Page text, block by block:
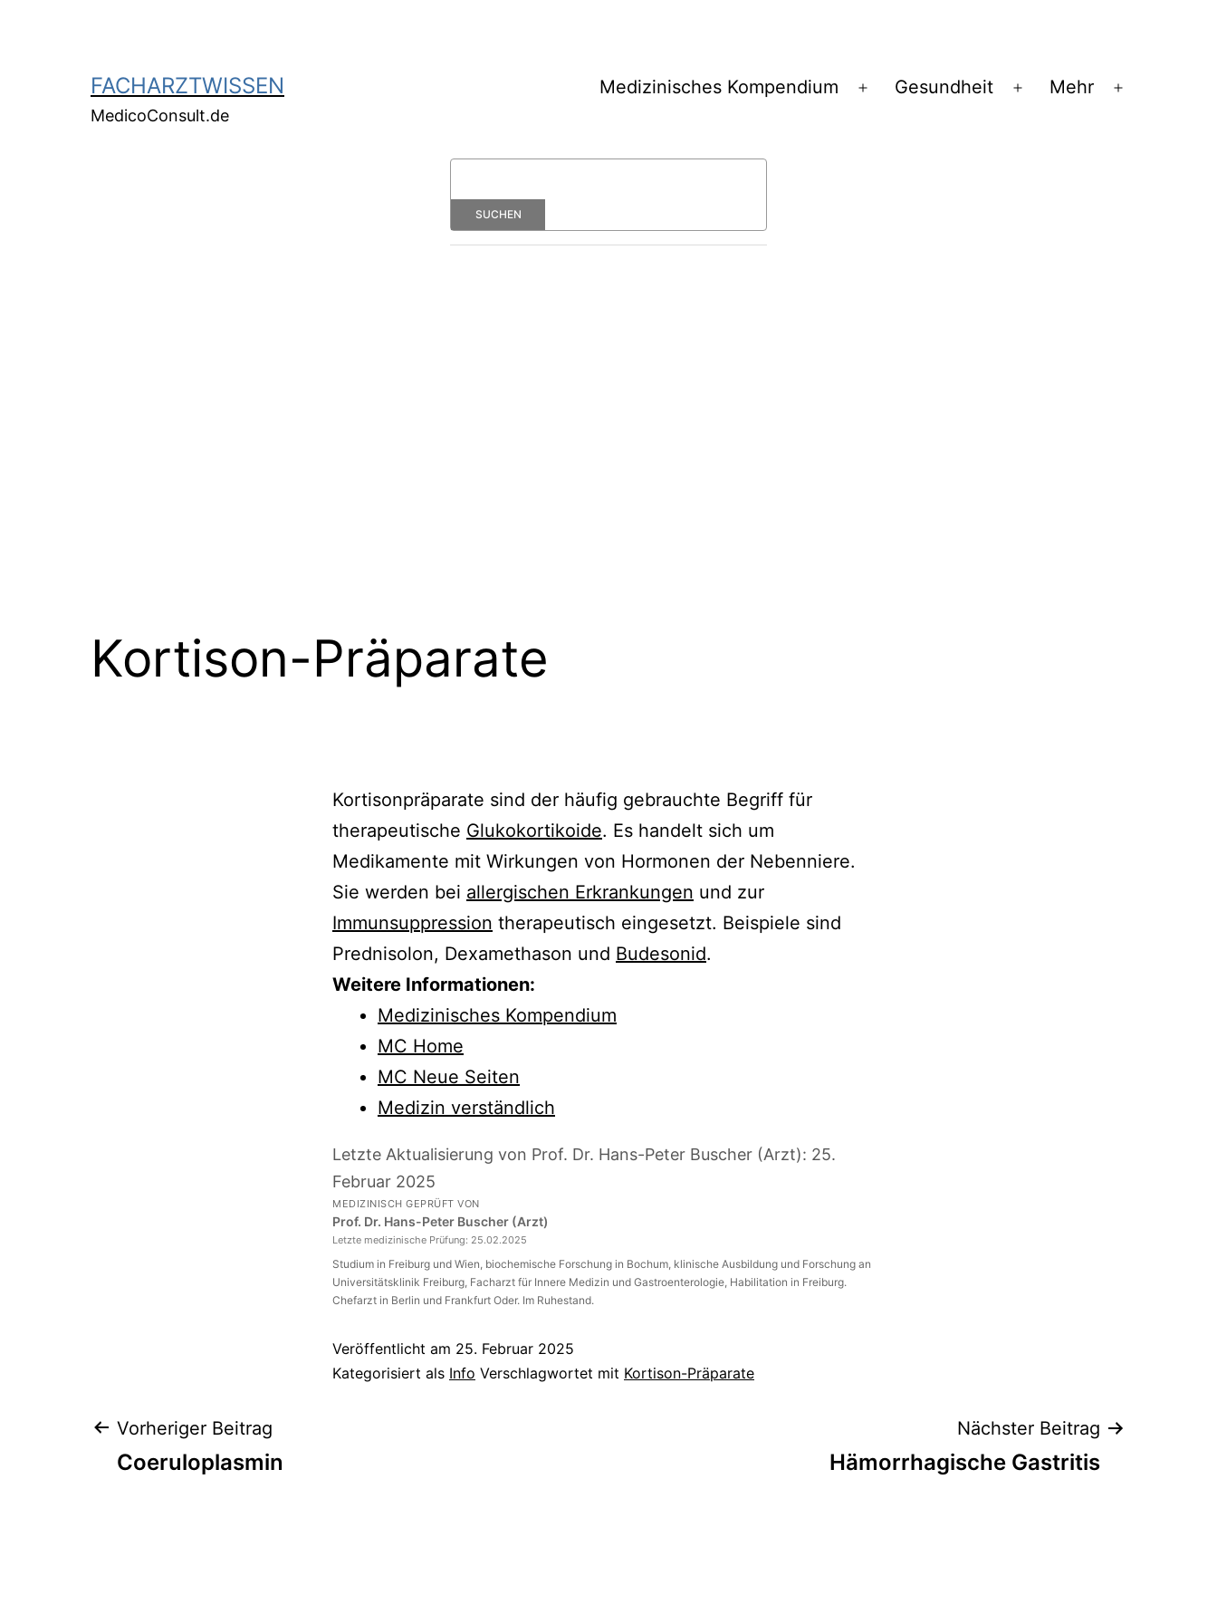
FACHARZTWISSEN
MedicoConsult.de
Medizinisches Kompendium
Menü
Gesundheit
Menü
Mehr
Kortison-Präparate
Kortisonpräparate sind der häufig gebrauchte Begriff für
therapeutische Glukokortikoide. Es handelt sich um
Medikamente mit Wirkungen von Hormonen der Nebenniere.
Sie werden bei allergischen Erkrankungen und zur
Immunsuppression therapeutisch eingesetzt. Beispiele sind
Prednisolon, Dexamethason und Budesonid.
Weitere Informationen:
Medizinisches Kompendium
MC Home
MC Neue Seiten
Medizin verständlich
Letzte Aktualisierung von Prof. Dr. Hans-Peter Buscher (Arzt): 25.
Februar 2025
MEDIZINISCH GEPRÜFT VON
Prof. Dr. Hans-Peter Buscher (Arzt)
Letzte medizinische Prüfung: 25.02.2025
Studium in Freiburg und Wien, biochemische Forschung in Bochum, klinische Ausbildung und Forschung an
Universitätsklinik Freiburg, Facharzt für Innere Medizin und Gastroenterologie, Habilitation in Freiburg.
Chefarzt in Berlin und Frankfurt Oder. Im Ruhestand.
Veröffentlicht am 25. Februar 2025
Kategorisiert als Info Verschlagwortet mit Kortison-Präparate
Beitragsnavigation
Vorheriger Beitrag
Coeruloplasmin
Nächster Beitrag
Hämorrhagische Gastritis